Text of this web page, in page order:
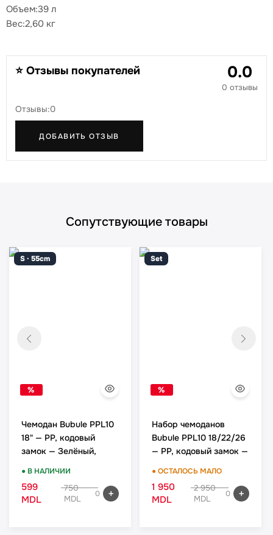
Объем:39 л
Вес:2,60 кг
⭐ Отзывы покупателей 0.0
0 отзывы
Отзывы:0
ДОБАВИТЬ ОТЗЫВ
Сопутствующие товары
S · 55cm
%
Чемодан Bubule PPL10
18" — PP, кодовый
замок — Зелёный,
● В НАЛИЧИИ
599
MDL
750
MDL
0
Set
%
Набор чемоданов
Bubule PPL10 18/22/26
— PP, кодовый замок —
● ОСТАЛОСЬ МАЛО
1 950
MDL
2 950
MDL
0